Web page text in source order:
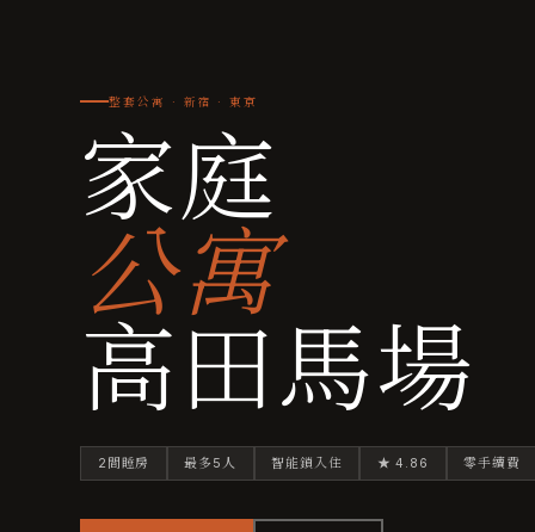
整套公寓 · 新宿 · 東京
家庭
公寓
高田馬場
2間睡房 最多5人 智能鎖入住 ★ 4.86 零手續費